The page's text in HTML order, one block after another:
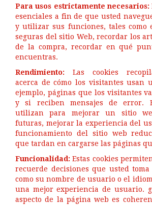
Para usos estrictamente necesarios:
esenciales a fin de que usted
y utilizar sus funciones, tales como
seguras del sitio Web, recordar los
de la compra, recordar en qué
encuentras.
Rendimiento: Las cookies
acerca de cómo los visitantes usan
ejemplo, páginas que los visitantes
y si reciben mensajes de error.
utilizan para mejorar un sitio
futuras, mejorar la experiencia del
funcionamiento del sitio web
que tardan en cargarse las páginas
Funcionalidad: Estas cookies
recuerde decisiones que usted toma
como su nombre de usuario o el
una mejor experiencia de usuario.
aspecto de la página web es